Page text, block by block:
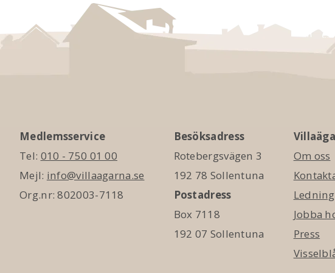
Medlemsservice
Tel: 010 - 750 01 00
Mejl: info@villaagarna.se
Org.nr: 802003-7118
Besöksadress
Rotebergsvägen 3
192 78 Sollentuna
Postadress
Box 7118
192 07 Sollentuna
Om oss
Jobba
Press